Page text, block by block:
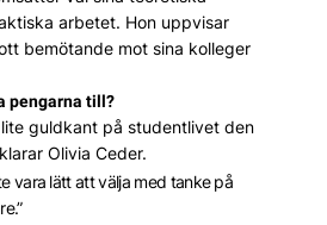
arbetet. Hon uppvisar
bemötande mot sina kolleger
pengarna till?
guldkant på studentlivet den
Olivia Ceder.
vara lätt att välja med tanke på